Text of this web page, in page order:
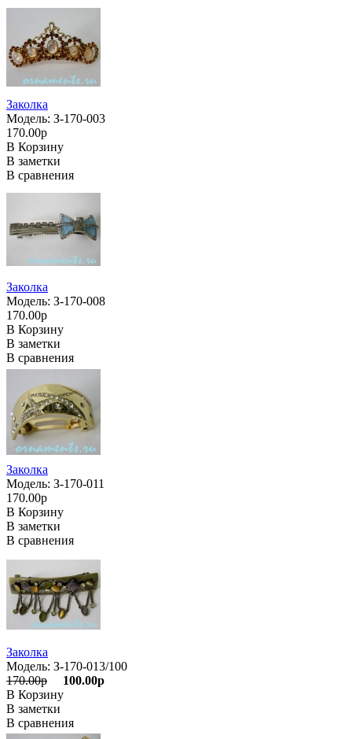
Заколка
Модель: З-170-003
170.00р
В Корзину
В заметки
В сравнения
Заколка
Модель: З-170-008
170.00р
В Корзину
В заметки
В сравнения
Заколка
Модель: З-170-011
170.00р
В Корзину
В заметки
В сравнения
Заколка
Модель: З-170-013/100
170.00р
100.00р
В Корзину
В заметки
В сравнения